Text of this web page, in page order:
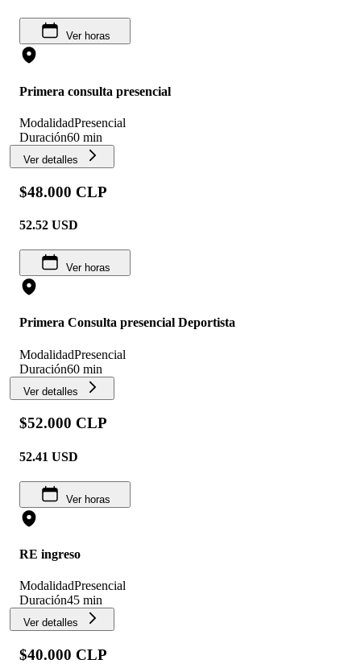
Ver horas
Primera consulta presencial
ModalidadPresencial
Duración60 min
Ver detalles
$48.000 CLP
52.52 USD
Ver horas
Primera Consulta presencial Deportista
ModalidadPresencial
Duración60 min
Ver detalles
$52.000 CLP
52.41 USD
Ver horas
RE ingreso
ModalidadPresencial
Duración45 min
Ver detalles
$40.000 CLP